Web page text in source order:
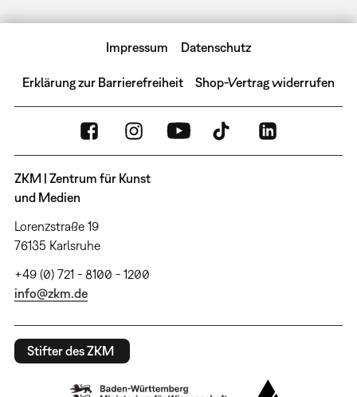
Impressum Datenschutz
Erklärung zur Barrierefreiheit Shop-Vertrag widerrufen
ZKM | Zentrum für Kunst
und Medien
Lorenzstraße 19
76135 Karlsruhe
+49 (0) 721 - 8100 - 1200
info@zkm.de
Stifter des ZKM